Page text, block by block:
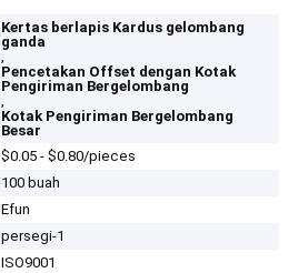
Kertas berlapis Kardus gelombang
ganda
,
Pencetakan Offset dengan Kotak
Pengiriman Bergelombang
,
Kotak Pengiriman Bergelombang
Besar
$0.05 - $0.80/pieces
100 buah
Efun
persegi-1
ISO9001